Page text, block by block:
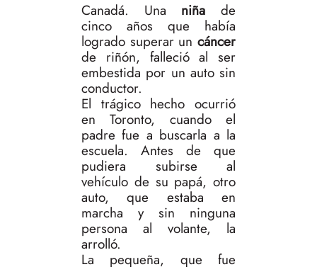
Canadá. Una niña de
cinco años que había
logrado superar un cáncer
de riñón, falleció al ser
embestida por un auto sin
conductor.
El trágico hecho ocurrió
en Toronto, cuando el
padre fue a buscarla a la
escuela. Antes de que
pudiera subirse al
vehículo de su papá, otro
auto, que estaba en
marcha y sin ninguna
persona al volante, la
arrolló.
La pequeña, que fue